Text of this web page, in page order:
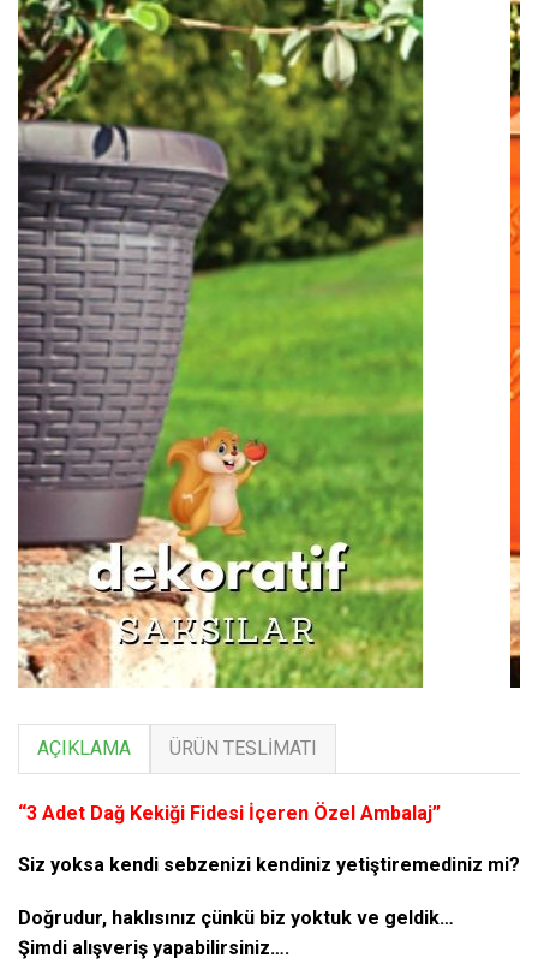
AÇIKLAMA ÜRÜN TESLIMATI
“3 Adet Dağ Kekiği Fidesi İçeren Özel Ambalaj”
Siz yoksa kendi sebzenizi kendiniz yetiştiremediniz mi?
Doğrudur, haklısınız çünkü biz yoktuk ve geldik…
Şimdi alışveriş yapabilirsiniz….